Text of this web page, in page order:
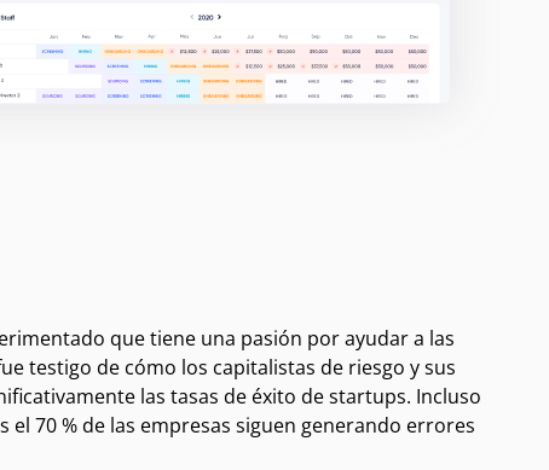
que tiene una pasión por ayudar a las
testigo de cómo los capitalistas de riesgo y sus
las tasas de éxito de startups. Incluso
70 % de las empresas siguen generando errores